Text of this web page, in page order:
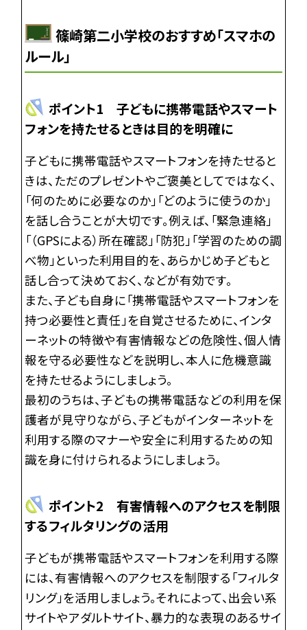
篠崎第二小学校のおすすめ「スマホの
ルール」
ポイント1 子どもに携帯電話やスマート
フォンを持たせるときは目的を明確に
子どもに携帯電話やスマートフォンを持たせると
きは、ただのプレゼントやご褒美としてではなく、
「何のために必要なのか」「どのように使うのか」
を話し合うことが大切です。例えば、「緊急連絡」
「（GPSによる）所在確認」「防犯」「学習のための調
べ物」といった利用目的を、あらかじめ子どもと
話し合って決めておく、などが有効です。
また、子ども自身に「携帯電話やスマートフォンを
持つ必要性と責任」を自覚させるために、インタ
ーネットの特徴や有害情報などの危険性、個人情
報を守る必要性などを説明し、本人に危機意識
を持たせるようにしましょう。
最初のうちは、子どもの携帯電話などの利用を保
護者が見守りながら、子どもがインターネットを
利用する際のマナーや安全に利用するための知
識を身に付けられるようにしましょう。
ポイント2 有害情報へのアクセスを制限
するフィルタリングの活用
子どもが携帯電話やスマートフォンを利用する際
には、有害情報へのアクセスを制限する「フィルタ
リング」を活用しましょう。それによって、出会い系
サイトやアダルトサイト、暴力的な表現のあるサイ